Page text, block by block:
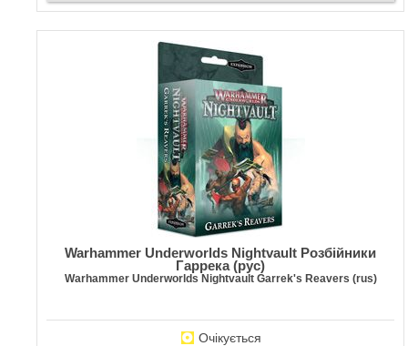
Warhammer Underworlds Nightvault Розбійники
Гаррека (рус)
Warhammer Underworlds Nightvault Garrek's Reavers (rus)
Очікується